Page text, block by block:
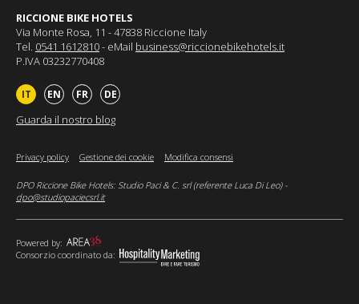
RICCIONE BIKE HOTELS
Via Monte Rosa, 11 - 47838 Riccione Italy
Tel. 0541 1612810- eMail business@riccionebikehotels.it
P.IVA 03232770408
IT EN FR DE
Guarda il nostro blog
Privacy policy Gestione dei cookie Modifica consensi
Powered by:
Consorzio coordinato da:
DPO Riccione Bike Hotels: Studio Paci & C. srl (referente Luca Di Leo) -
dpo@studiopaciecsrl.it